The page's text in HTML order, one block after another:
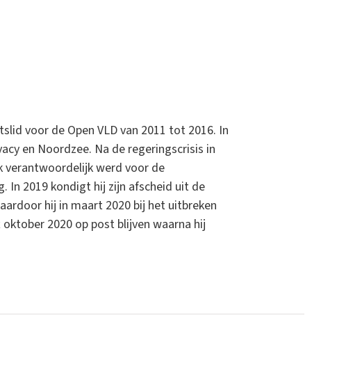
voor de Open VLD van 2011 tot 2016. In
en Noordzee. Na de regeringscrisis in
verantwoordelijk werd voor de
In 2019 kondigt hij zijn afscheid uit de
hij in maart 2020 bij het uitbreken
2020 op post blijven waarna hij